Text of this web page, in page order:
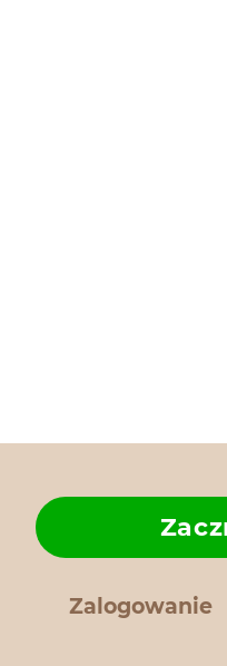
Zalogowanie